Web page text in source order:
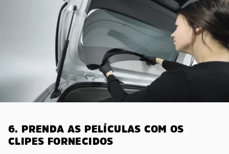
6. PRENDA AS PELÍCULAS COM OS
CLIPES FORNECIDOS